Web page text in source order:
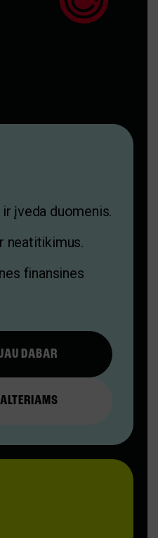
įveda duomenis.
neatitikimus.
finansines
DABAR